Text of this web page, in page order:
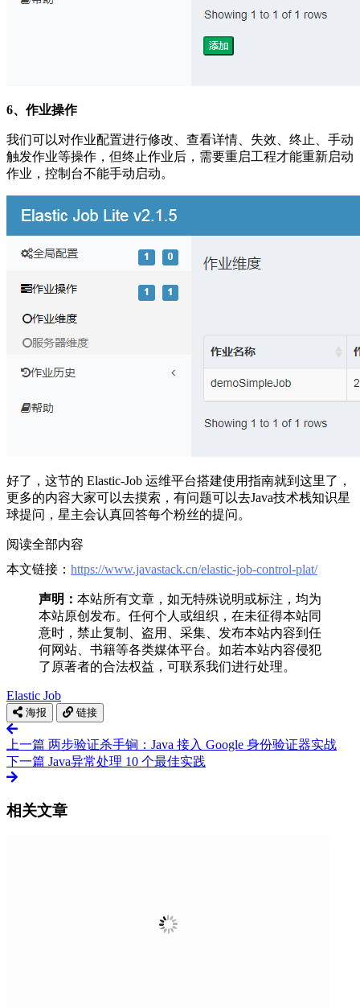
6、作业操作
我们可以对作业配置进行修改、查看详情、失效、终止、手动
触发作业等操作，但终止作业后，需要重启工程才能重新启动
作业，控制台不能手动启动。
好了，这节的 Elastic-Job 运维平台搭建使用指南就到这里了，
更多的内容大家可以去摸索，有问题可以去Java技术栈知识星
球提问，星主会认真回答每个粉丝的提问。
阅读全部内容
本文链接： https://www.javastack.cn/elastic-job-control-plat/
声明： 本站所有文章，如无特殊说明或标注，均为
本站原创发布。任何个人或组织，在未征得本站同
意时，禁止复制、盗用、采集、发布本站内容到任
何网站、书籍等各类媒体平台。如若本站内容侵犯
了原著者的合法权益，可联系我们进行处理。
Elastic Job
海报 链接
上一篇 两步验证杀手锏：Java 接入 Google 身份验证器实战
下一篇 Java异常处理 10 个最佳实践
相关文章